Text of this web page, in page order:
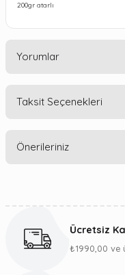
200gr atarlı
Yorumlar
Taksit Seçenekleri
Önerileriniz
Görüş ve önerileriniz için
Ücretsiz
₺1990,00 ve